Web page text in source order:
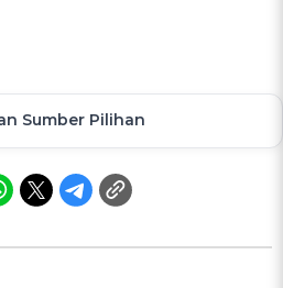
Sumber Pilihan